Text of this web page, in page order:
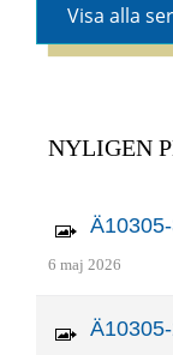
Visa alla
NYLIGEN
6 maj 2026